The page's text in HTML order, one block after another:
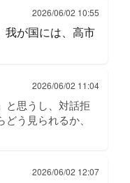
2026/06/02 10:55
我が国には、高市
2026/06/02 11:04
と思うし、対話拒
う見られるか、
2026/06/02 12:07